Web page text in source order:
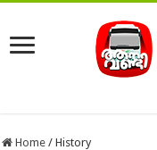
Home / History